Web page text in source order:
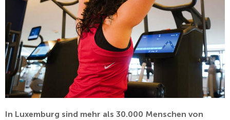
In Luxemburg sind mehr als 30.000 Menschen von